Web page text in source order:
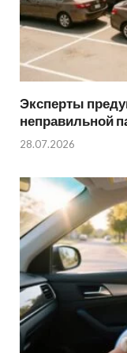
Эксперты
неправильной
28.07.2026